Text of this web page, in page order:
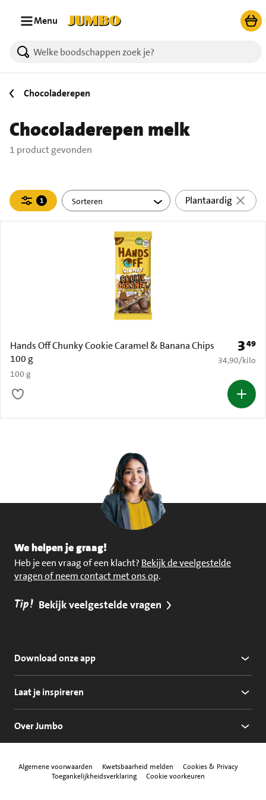
Menu
1 producten gevonden.
Chocoladerepen
Chocoladerepen melk
1 product gevonden
Filteren
1
actief
Plantaardig
Hands Off Chunky Cookie Caramel & Banana Chips
100 g
100 g
Prijs:
349
€ 34,90 per
34,90/kilo
We helpen je graag!
Heb je een vraag of een klacht? Bekijk de veelgestelde
vragen of neem contact met ons op.
Tip! Bekijk veelgestelde vragen
Download onze app
Laat je inspireren
Over Jumbo
Algemene voorwaarden Kwetsbaarheid melden
Cookies & Privacy
Toegankelijkheidsverklaring
Cookie voorkeuren